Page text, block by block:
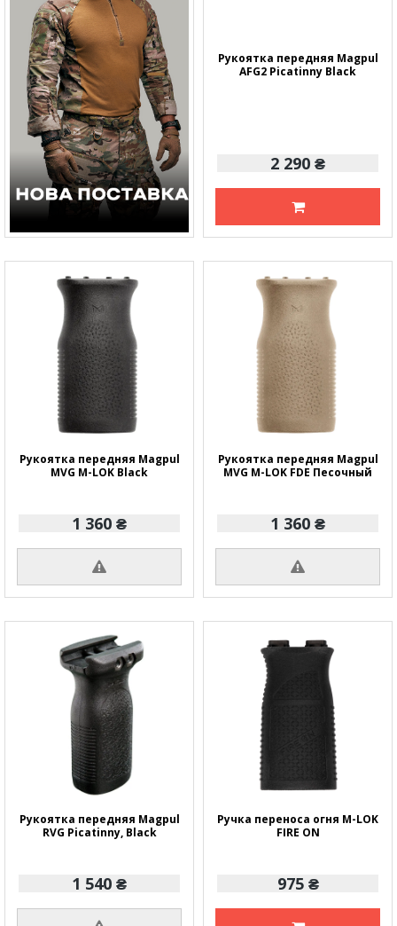
Рукоятка передняя Magpul
AFG2 Picatinny Black
2 290 ₴
Рукоятка передняя Magpul
MVG M-LOK Black
1 360 ₴
Рукоятка передняя Magpul
MVG M-LOK FDE Песочный
1 360 ₴
Рукоятка передняя Magpul
RVG Picatinny, Black
1 540 ₴
Ручка переноса огня M-LOK
FIRE ON
975 ₴